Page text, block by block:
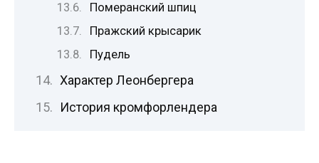
Померанский шпиц
Пражский крысарик
Пудель
Характер Леонбергера
История кромфорлендера